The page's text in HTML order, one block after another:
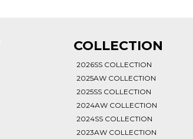
COLLECTION
2026SS COLLECTION
2025AW COLLECTION
2025SS COLLECTION
2024AW COLLECTION
2024SS COLLECTION
2023AW COLLECTION